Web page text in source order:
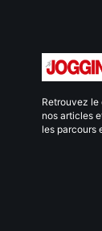
Retrouvez le
nos articles
les parcours